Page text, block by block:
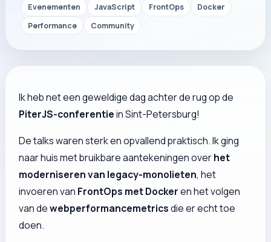
Evenementen JavaScript FrontOps
Docker
Performance
Community
Ik heb net een geweldige dag achter de rug op de
PiterJS-conferentiein Sint-Petersburg!
De talks waren sterk en opvallend praktisch. Ik ging
naar huis met bruikbare aantekeningen overhet
moderniseren van legacy-monolieten, het
invoeren van FrontOps met Dockeren het volgen
van dewebperformancemetricsdie er echt toe
doen.